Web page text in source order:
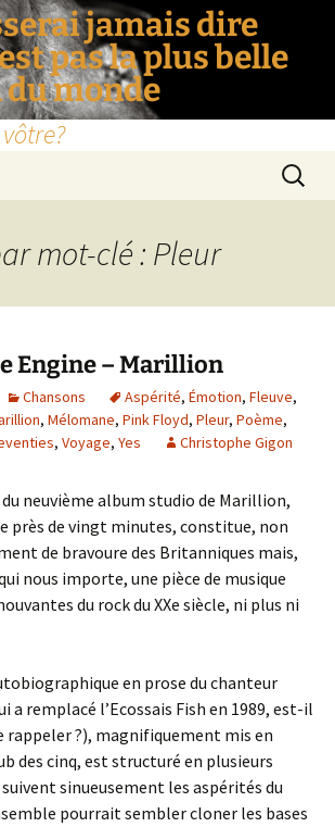
jamais dire
pas la plus belle
monde
mot-clé : Pleur
Engine – Marillion
Chansons Aspérité, Émotion, Fleuve,
, Mélomane, Pink Floyd, Pleur, Poème,
, Voyage, Yes Christophe Gigon
neuvième album studio de Marillion,
près de vingt minutes, constitue, non
de bravoure des Britanniques mais,
nous importe, une pièce de musique
du rock du XXe siècle, ni plus ni
en prose du chanteur
a remplacé l’Ecossais Fish en 1989, est-il
rappeler ?), magnifiquement mis en
des cinq, est structuré en plusieurs
sinueusement les aspérités du
pourrait sembler cloner les bases